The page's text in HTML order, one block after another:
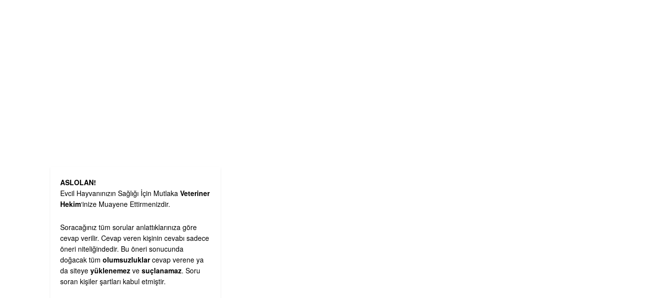
ASLOLAN!
Evcil Hayvanınızın Sağlığı İçin Mutlaka Veteriner
Hekim‘inize Muayene Ettirmenizdir.
Soracağınız tüm sorular anlattıklarınıza göre
cevap verilir. Cevap veren kişinin cevabı sadece
öneri niteliğindedir. Bu öneri sonucunda
doğacak tüm olumsuzluklarcevap verene ya
da siteye yüklenemez ve suçlanamaz. Soru
soran kişiler şartları kabul etmiştir.